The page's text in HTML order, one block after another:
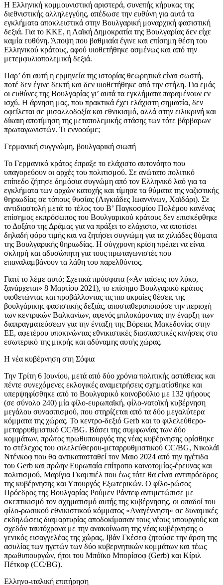
Η Ελληνική κομμουνιστική αριστερά, συνεπής κήρυκας της
διεθνιστικής αλληλεγγύης, απέδωσε την ευθύνη για αυτά τα
εγκλήματα αποκλειστικά στην Βουλγαρική μοναρχική φασιστική
δεξιά. Για το ΚΚΕ, η Λαϊκή Δημοκρατία της Βουλγαρίας δεν είχε
καμία ευθύνη. Άποψη που βαθμιαία έγινε και επίσημη θέση του
Ελληνικού κράτους, αφού υιοθετήθηκε ασμένως και από την
μετεμφυλιοπολεμική δεξιά.
Παρ’ ότι αυτή η ερμηνεία της ιστορίας θεωρητικά είναι σωστή,
ποτέ δεν έγινε δεκτή και δεν υιοθετήθηκε από την στήλη. Για εμάς
οι ευθύνες της Βουλγαρίας γι’ αυτά τα εγκλήματα παραμένουν εν
ισχύ. Η άρνηση μας, που πρακτικά έχει ελάχιστη σημασία, δεν
οφείλεται σε μισαλλοδοξία και εθνικισμό, αλλά στην ειλικρινή και
δίκαιη αποτίμηση της μεταπολεμικής στάσης των τότε βάρβαρων
πρωταγωνιστών. Τι εννοούμε;
Γερμανική συγγνώμη, βουλγαρική σιωπή
Το Γερμανικό κράτος έπραξε το ελάχιστο αυτονόητο που
υπαγορεύουν οι αρχές του πολιτισμού. Σε ανώτατο πολιτικό
επίπεδο ζήτησε δημόσια συγνώμη από τον Ελληνικό λαό για τα
εγκλήματα των αρχών κατοχής και τίμησε τα θύματα της ναζιστικής
θηριωδίας σε τόπους θυσίας (Λιγκιάδες Ιωαννίνων, Χαϊδάρι). Σε
αντιδιαστολή μετά το τέλος του Β’ Παγκοσμίου Πολέμου κανένας
επίσημος εκπρόσωπος του Βουλγαρικού κράτους δεν επισκέφθηκε
το Δοξάτο της Δράμας για να πράξει το ελάχιστο, να αποτίσει
δηλαδή φόρο τιμής και να ζητήσει συγνώμη για τα χιλιάδες θύματα
της Βουλγαρικής θηριωδίας. Η σύγχρονη κρίση πρέπει να είναι
σκληρή και αδυσώπητη για τους πρωταγωνιστές που
επαναλαμβάνουν τα λάθη του παρελθόντος.
Γιατί το λέμε αυτό; Σχετικά πρόσφατα («Αν ταΐσεις τον λύκο,
ξανάρχεται» 8 Μαρτίου 2021), το επίσημο Βουλγαρικό κράτος
υιοθετώντας και προβάλλοντας τις πιο ακραίες θέσεις της
βουλγάρικης φασιστικής δεξιάς, αποσταθεροποιούσε την περιοχή
των κεντρικών Βαλκανίων, αφενός μπλοκάροντας την έναρξη των
διαπραγματεύσεων για την ένταξη της Βόρειας Μακεδονίας στην
ΕΕ, αφετέρου υποκινώντας εθνικιστικές διασπαστικές κινήσεις στο
εσωτερικό της μικρής και αδύναμης αυτής χώρας.
Η νέα κυβέρνηση στη Σόφια
Την Τρίτη 6 Ιουνίου, μετά από δύο χρόνια πολιτικής αστάθειας και
πέντε συνεχόμενες εκλογικές αναμετρήσεις σχηματίσθηκε και
υπερψηφίσθηκε από το Βουλγαρικό κοινοβούλιο με 132 ψήφους
(σε σύνολο 240) μία φίλο-ευρωπαϊκή, φίλο-νατοϊκή κυβέρνηση
μεγάλου συνασπισμού, που στηρίζεται από τα δύο μεγαλύτερα
κόμματα της χώρας. Το κεντρο-δεξιό Gerb και το φιλελεύθερο-
μεταρρυθμιστικό CC/BG. Βάσει της συμφωνίας των δύο
κομμάτων, πρώτος πρωθυπουργός της νέας κυβέρνησης ορίσθηκε
το στέλεχος του φιλελεύθερου-μεταρρυθμιστικού CC/BG, Νικολάϊ
Ντένκοφ που θα αντικατασταθεί τον Μαιο 2024 από την ηγέτιδα
του Gerb και πρώην Ευρωπαία επίτροπο καινοτομίας-έρευνας και
πολιτισμού, Μαρίγια Γκαμπιέλ που έως τότε θα είναι αντιπρόεδρος
της κυβέρνησης και Υπουργός Εξωτερικών. Ο φίλο-ρώσος
Πρόεδρος της Βουλγαρίας Ρούμεν Ράντεφ αντιμετώπισε με
σκεπτικισμό τον σχηματισμό αυτής της κυβέρνησης, οι οπαδοί του
φίλο-ρωσικού εθνικιστικού κόμματος «Αναγέννηση» σε δυναμικές
εκδηλώσεις διαμαρτυρίας αποδοκίμασαν τους νέους υπουργούς και
σχεδόν ταυτόχρονα με την ανακοίνωση της νέας κυβέρνησης ο
γενικός εισαγγελέας της χώρας, Ιβάν Γκέσεφ ζητούσε την άρση της
ασυλίας των ηγετών των δύο κυβερνητικών κομμάτων και τέως
πρωθυπουργών, ήτοι του Μπόϊκο Μπορίσοφ (Gerb) και Κίριλ
Πέτκοφ (CC/BG).
Ελληνο-ιταλική επιτήρηση